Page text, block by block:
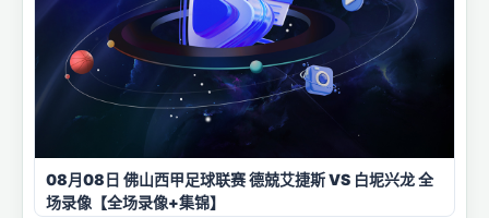
08月08日 佛山西甲足球联赛 德兢艾捷斯 VS 白坭兴龙 全
场录像【全场录像+集锦】